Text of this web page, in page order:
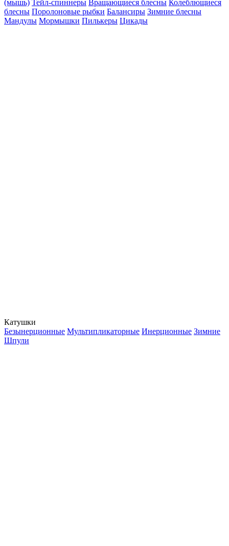
(мышь) Тейл-спиннеры Вращающиеся блесны Колеблющиеся
блесны Поролоновые рыбки Балансиры Зимние блесны
Мандулы Мормышки Пилькеры Цикады
Катушки
Безынерционные Мультипликаторные Инерционные Зимние
Шпули